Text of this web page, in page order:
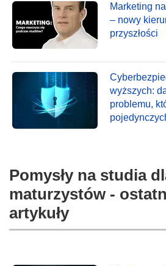
Marketing
– nowy
przyszłości
wyższych:
problemu,
Pomysły na studia
maturzystów -
artykuły